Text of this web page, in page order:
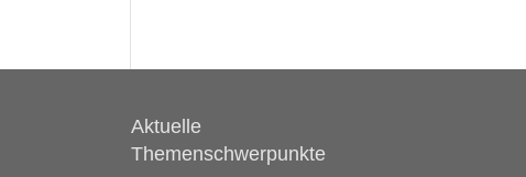
Aktuelle
Themenschwerpunkte